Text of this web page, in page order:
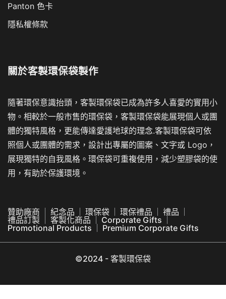
Panton 色卡
隱私權條款
關於客製環保袋製作
隨著環保意識抬頭，客製環保袋已成為許多人喜愛的實用小
物。相較於一般市售的環保袋，客製環保袋能展現個人或團
體的獨特風格，更能傳達愛護地球的理念.客製環保袋可依
照個人或團體的需求，設計出專屬的圖案、文字或 Logo，
展現獨特的自我風格。環保袋可重複使用，減少塑膠袋的使
用，有助於保護環境。
贊助廠商 紀念品 環保袋 環保禮品
禮品
禮品訂製
客製化商品
Corporate Gifts
Promotional Products
Premium Corporate Gifts
©2024 - 客製環保袋